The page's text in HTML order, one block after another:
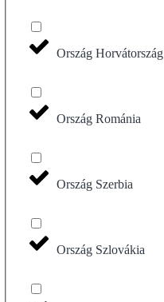
Ország Horvátország
Ország Románia
Ország Szerbia
Ország Szlovákia